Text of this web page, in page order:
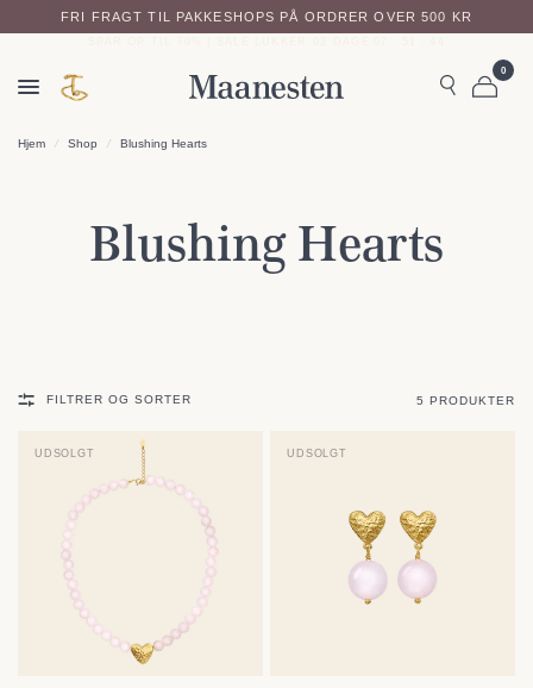
FRI FRAGT TIL PAKKESHOPS PÅ ORDRER OVER 500 KR
0
Hjem / Shop / Blushing Hearts
Blushing Hearts
FILTRER OG SORTER 5 PRODUKTER
UDSOLGT UDSOLGT